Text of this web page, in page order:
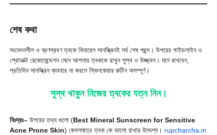
শেষ কথা
সংবেদনশীল ও ব্রণপ্রবণ ত্বকে মিনারেল সানস্ক্রিনই সর্ব শেষ পছন্দ। উপরের গাইডলাইন ও
প্রোডাক্ট রেকোমেন্ডেশন মেনে আপনার ত্বককে রাখুন সুস্থ ও উজ্জ্বল। মনে রাখবেন,
প্রতিদিন সানস্ক্রিন ব্যবহার না করলে স্কিনকেয়ার রুটিন অসম্পূর্ণ।
সুস্থ থাকুন নিজের ত্বকের যত্ন নিন।
বিঃদ্রঃ– উপরের তথ্য গুলো (Best Mineral Sunscreen for Sensitive
Acne Prone Skin) কেবলমাত্র ত্বক কে ভালো রাখার উদ্দেশ্য। rupcharcha.in